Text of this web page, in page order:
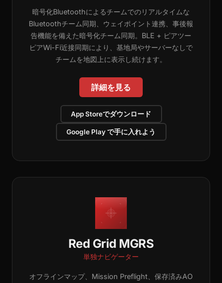
暗号化Bluetoothによるチームでのリアルタイムな
Bluetoothチーム同期、ウェイポイント連携、事後報
告機能を備えた暗号化チーム同期。BLE + ピアツー
ピアWi-Fi近接同期により、基地局やサーバーなしで
チームを地図上に表示し続けます。
詳細を見る
App Storeでダウンロード
Google Play で手に入れよう
Red Grid MGRS
単独ナビゲーター
オフラインマップ、Mission Preflight、保存済みAO